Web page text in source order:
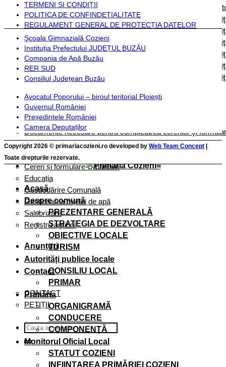
Hotărârile Autorității Deliberative
Hotărârile autorității deliberative 2024
Hotărârile autorității deliberative 2025
Hotărârile autorității deliberative 2026
Hotărârile autorității deliberative 2027
Hotărârile autorității deliberative 2028
Hotărârile autorității deliberative 2029
Dispozițiile
Instituții și servicii publice
Plată taxe și impozite
Documente necesare pentru completarea cererilor şi
Cereri și formulare taxe și impozite
Cereri și Formulare Registru Agricol
Cereri și formulare Urbanism
Educația
Gospodărire Comunală
Gestionarea rețelei de apă
Salubrizare
Registru agricol
Anunțuri
Contact
CONTACT
PETIȚII
TERMENI SI CONDIȚII
POLITICA DE CONFINDETIALITATE
REGULAMENT GENERAL DE PROTECȚIA DATELOR
Şcoala Gimnazială Cozieni
Instituția Prefectului JUDEȚUL BUZĂU
Compania de Apă Buzău
RER SUD
Consiliul Județean Buzău
Avocatul Poporului – biroul teritorial Ploiești
Guvernul României
Președintele României
Camera Deputaților
Copyright 2026 © primariacozieni.ro developed by Web Team Concept
Toate drepturile rezervate.
Acasă
Despre comună
PREZENTARE GENERALĂ
STRATEGIA DE DEZVOLTARE
OBIECTIVE LOCALE
TURISM
Autorități publice locale
CONSILIU LOCAL
PRIMAR
Primăria
ORGANIGRAMĂ
CONDUCERE
COMPONENȚĂ
Monitorul Oficial Local
STATUT COZIENI
INFIINȚAREA PRIMĂRIEI COZIENI